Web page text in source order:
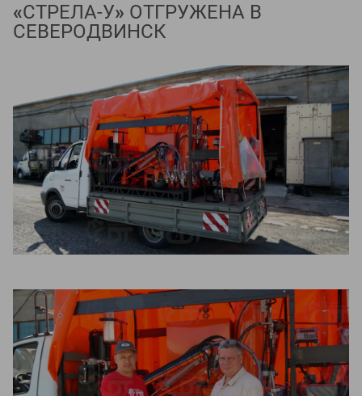
«СТРЕЛА-У» ОТГРУЖЕНА В
СЕВЕРОДВИНСК